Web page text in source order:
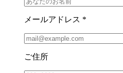
メールアドレス *
ご住所